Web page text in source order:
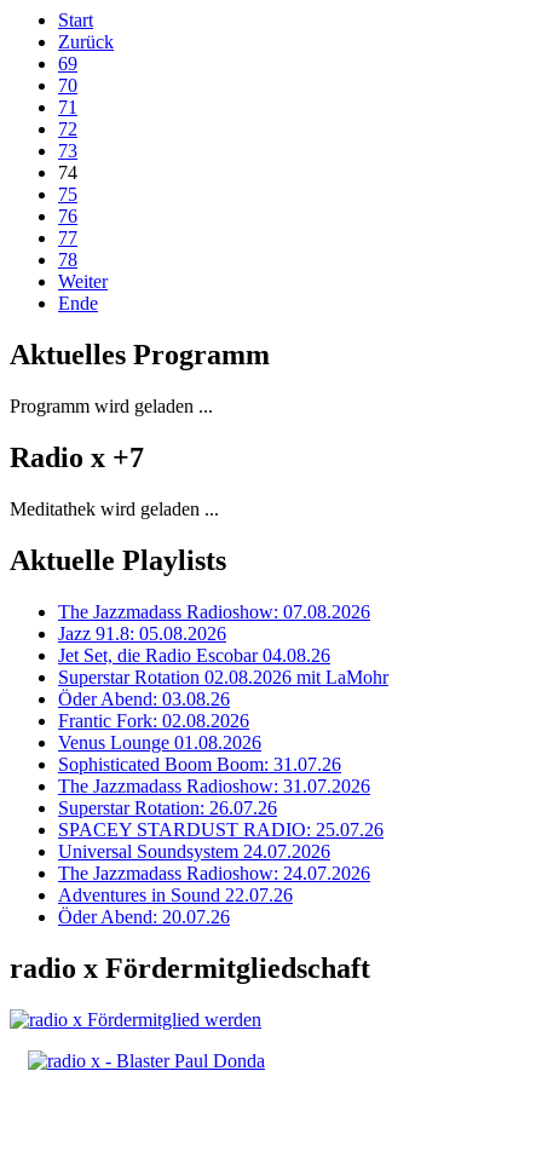
Start
Zurück
69
70
71
72
73
74
75
76
77
78
Weiter
Ende
Aktuelles Programm
Programm wird geladen ...
Radio x +7
Meditathek wird geladen ...
Aktuelle Playlists
The Jazzmadass Radioshow: 07.08.2026
Jazz 91.8: 05.08.2026
Jet Set, die Radio Escobar 04.08.26
Superstar Rotation 02.08.2026 mit LaMohr
Öder Abend: 03.08.26
Frantic Fork: 02.08.2026
Venus Lounge 01.08.2026
Sophisticated Boom Boom: 31.07.26
The Jazzmadass Radioshow: 31.07.2026
Superstar Rotation: 26.07.26
SPACEY STARDUST RADIO: 25.07.26
Universal Soundsystem 24.07.2026
The Jazzmadass Radioshow: 24.07.2026
Adventures in Sound 22.07.26
Öder Abend: 20.07.26
radio x Fördermitgliedschaft